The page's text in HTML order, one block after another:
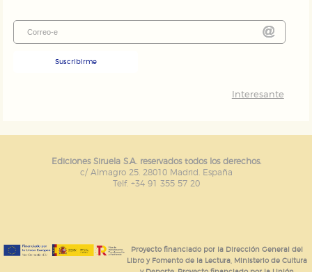
Suscribirme
Interesante
Ediciones Siruela S.A. reservados todos los derechos.
c/ Almagro 25. 28010 Madrid. España
Telf. +34 91 355 57 20
Proyecto financiado por la Dirección General del
Libro y Fomento de la Lectura, Ministerio de Cultura